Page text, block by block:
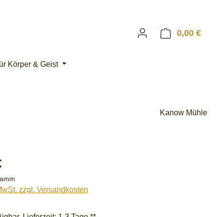
0,00 €
Körper & Geist
Kanow Mühle
zzgl. Versandkosten